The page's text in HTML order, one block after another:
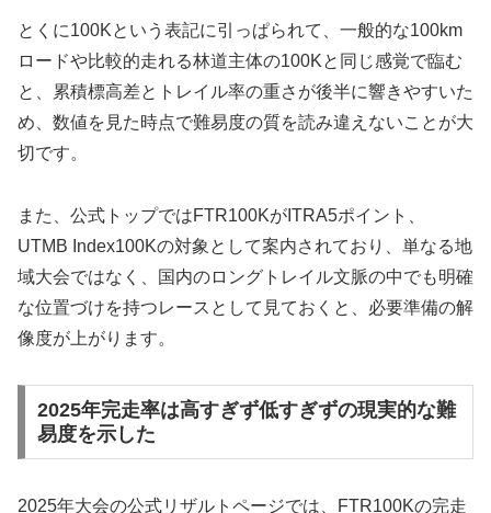
とくに100Kという表記に引っぱられて、一般的な100km
ロードや比較的走れる林道主体の100Kと同じ感覚で臨む
と、累積標高差とトレイル率の重さが後半に響きやすいた
め、数値を見た時点で難易度の質を読み違えないことが大
切です。
また、公式トップではFTR100KがITRA5ポイント、
UTMB Index100Kの対象として案内されており、単なる地
域大会ではなく、国内のロングトレイル文脈の中でも明確
な位置づけを持つレースとして見ておくと、必要準備の解
像度が上がります。
2025年完走率は高すぎず低すぎずの現実的な難
易度を示した
2025年大会の公式リザルトページでは、FTR100Kの完走